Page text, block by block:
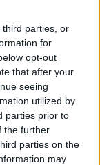
third parties, or
for
opt-out
that after your
seeing
utilized by
parties prior to
the further
parties on the
may
Bolzicco e tanti
con
G con 8 squadre
dei molisani del